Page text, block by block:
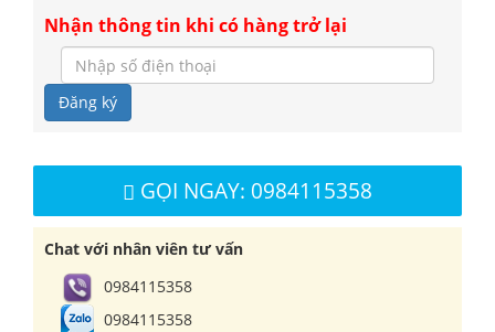
Nhận thông tin khi có hàng trở lại
Đăng ký
GỌI NGAY: 0984115358
Chat với nhân viên tư vấn
0984115358
0984115358